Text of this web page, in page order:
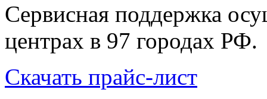
Сервисная поддержка
центрах в 97 городах РФ.
Скачать прайс-лист